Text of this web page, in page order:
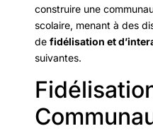
construire une
scolaire, menant à des
de fidélisation et
suivantes.